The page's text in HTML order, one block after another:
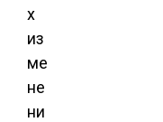
х
из
ме
не
ни